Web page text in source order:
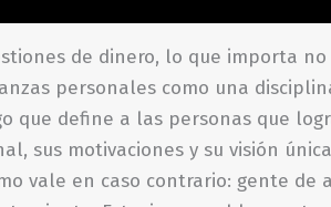
de dinero, lo que importa
personales como una
que define a las personas que
sus motivaciones y su visión
vale en caso contrario: gente de